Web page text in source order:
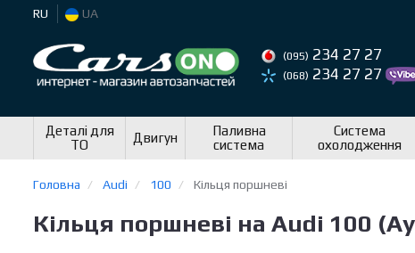
RU UA
(095) 234 27 27
(068) 234 27 27
Деталі для
ТО
Двигун
Паливна
система
Система
охолодження
Головна Audi 100 Кільця поршневі
Кільця поршневі на Audi 100